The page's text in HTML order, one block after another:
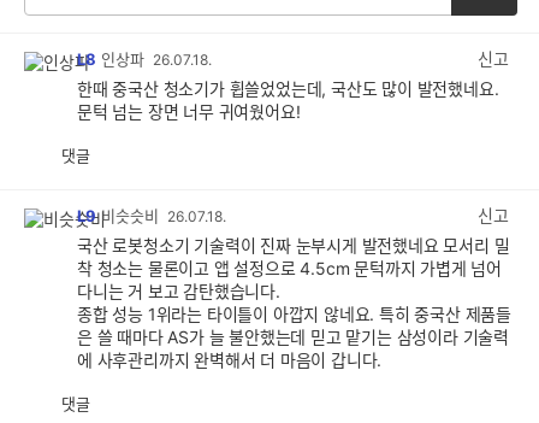
L8 인상파 26.07.18.
신고
한때 중국산 청소기가 휩쓸었었는데, 국산도 많이 발전했네요.
문턱 넘는 장면 너무 귀여웠어요!
댓글
L9 비슷슷비 26.07.18.
신고
국산 로봇청소기 기술력이 진짜 눈부시게 발전했네요 모서리 밀
착 청소는 물론이고 앱 설정으로 4.5cm 문턱까지 가볍게 넘어
다니는 거 보고 감탄했습니다.
종합 성능 1위라는 타이틀이 아깝지 않네요. 특히 중국산 제품들
은 쓸 때마다 AS가 늘 불안했는데 믿고 맡기는 삼성이라 기술력
에 사후관리까지 완벽해서 더 마음이 갑니다.
댓글